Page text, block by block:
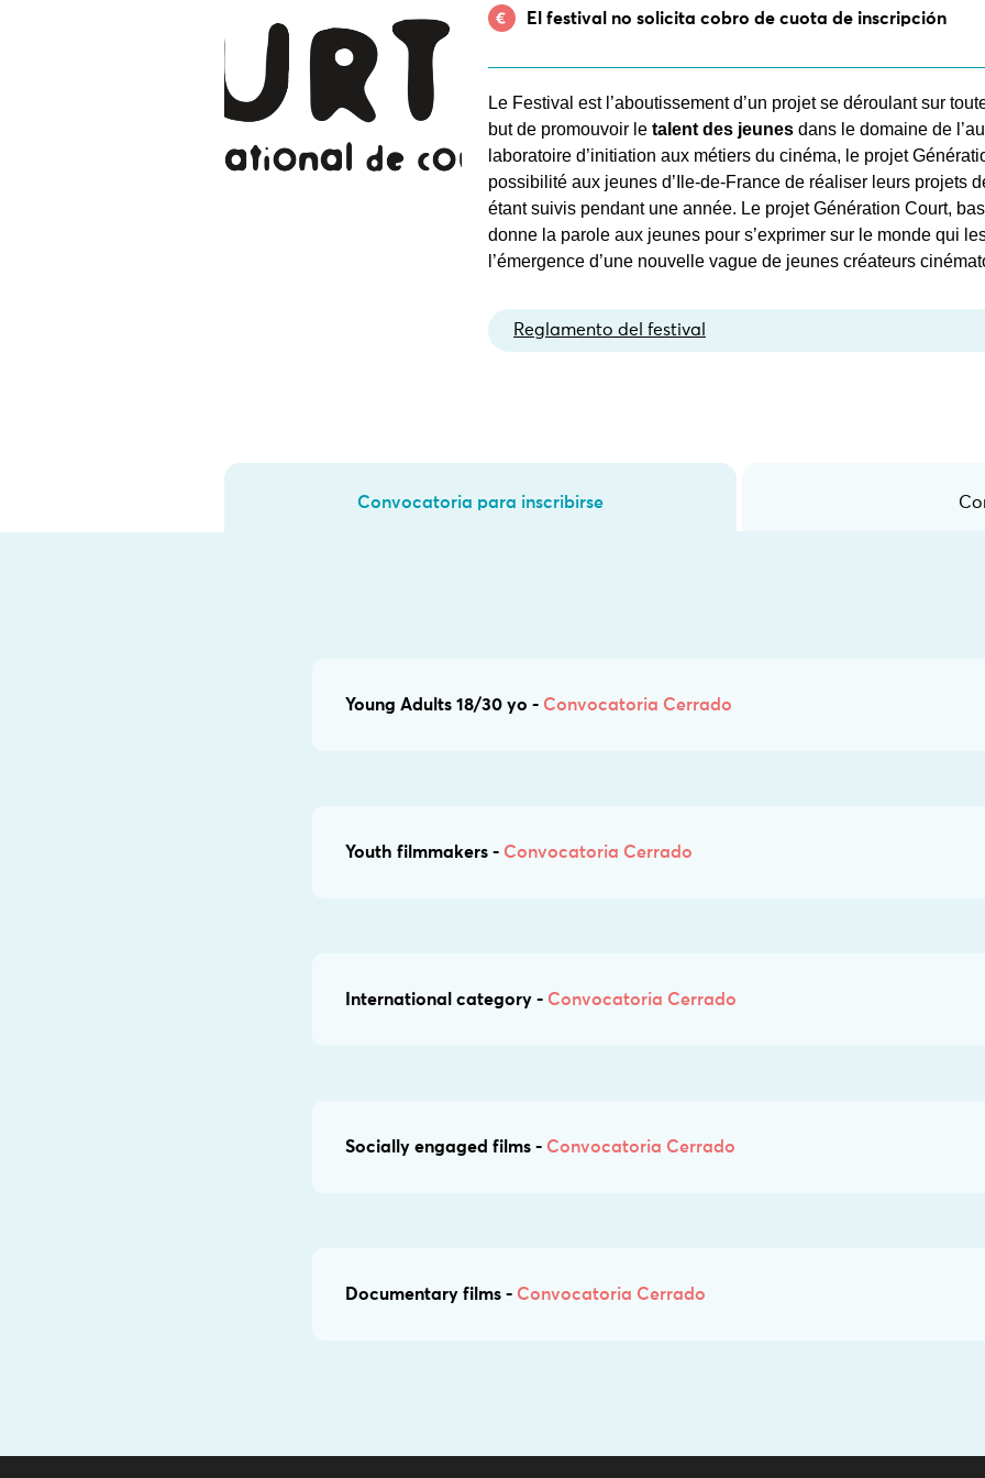
El festival no solicita cobro de cuota de inscripción
Le Festival est l’aboutissement d’un projet se déroulant sur
but de promouvoir le talent des jeunes dans le domaine de
laboratoire d’initiation aux métiers du cinéma, le projet
possibilité aux jeunes d’Ile-de-France de réaliser leurs projets
étant suivis pendant une année. Le projet Génération Court,
donne la parole aux jeunes pour s’exprimer sur le monde qui
l’émergence d’une nouvelle vague de jeunes créateurs
Reglamento del festival
Convocatoria para inscribirse
Young Adults 18/30 yo - Convocatoria Cerrado
Youth filmmakers - Convocatoria Cerrado
International category - Convocatoria Cerrado
Socially engaged films - Convocatoria Cerrado
Documentary films - Convocatoria Cerrado